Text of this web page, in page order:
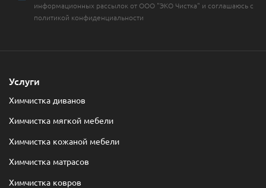
информационных рассылок от ООО "ЭКО Чистка" и соглашаюсь с
политикой конфиденциальности
Услуги
Химчистка диванов
Химчистка мягкой мебели
Химчистка кожаной мебели
Химчистка матрасов
Химчистка ковров